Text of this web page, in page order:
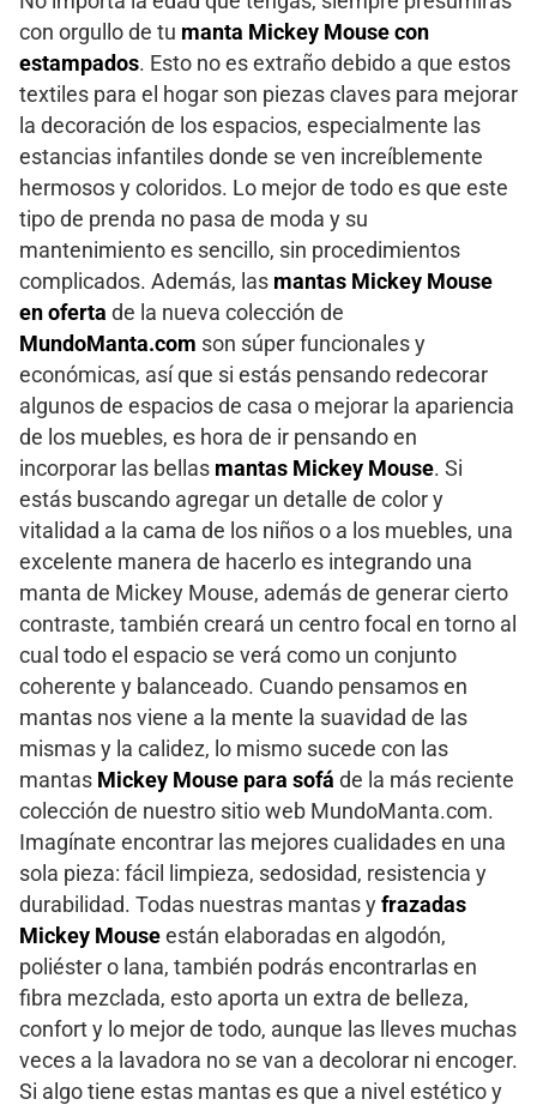
con orgullo de tu manta Mickey Mouse con
estampados. Esto no es extraño debido a que estos
textiles para el hogar son piezas claves para mejorar
la decoración de los espacios, especialmente las
estancias infantiles donde se ven increíblemente
hermosos y coloridos. Lo mejor de todo es que este
tipo de prenda no pasa de moda y su
mantenimiento es sencillo, sin procedimientos
complicados. Además, las mantas Mickey Mouse
en oferta de la nueva colección de
MundoManta.com son súper funcionales y
económicas, así que si estás pensando redecorar
algunos de espacios de casa o mejorar la apariencia
de los muebles, es hora de ir pensando en
incorporar las bellas mantas Mickey Mouse. Si
estás buscando agregar un detalle de color y
vitalidad a la cama de los niños o a los muebles, una
excelente manera de hacerlo es integrando una
manta de Mickey Mouse, además de generar cierto
contraste, también creará un centro focal en torno al
cual todo el espacio se verá como un conjunto
coherente y balanceado. Cuando pensamos en
mantas nos viene a la mente la suavidad de las
mismas y la calidez, lo mismo sucede con las
mantas Mickey Mouse para sofá de la más reciente
colección de nuestro sitio web MundoManta.com.
Imagínate encontrar las mejores cualidades en una
sola pieza: fácil limpieza, sedosidad, resistencia y
durabilidad. Todas nuestras mantas y frazadas
Mickey Mouse están elaboradas en algodón,
poliéster o lana, también podrás encontrarlas en
fibra mezclada, esto aporta un extra de belleza,
confort y lo mejor de todo, aunque las lleves muchas
veces a la lavadora no se van a decolorar ni encoger.
Si algo tiene estas mantas es que a nivel estético y